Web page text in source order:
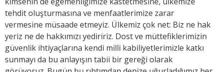
tehdit oluşturmasına ve menfaatlerimize zarar
vermesine müsaade etmeyiz. Ülkemiz çok net: Biz ne hak
yeriz ne de hakkımızı yediririz. Dost ve müttefiklerimizin
güvenlik ihtiyaçlarına kendi milli kabiliyetlerimizle katkı
sunmayı da bu anlayışın tabii bir gereği olarak